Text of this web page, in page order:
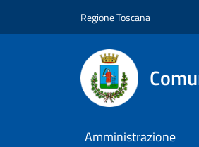
Regione Toscana
Amministrazione